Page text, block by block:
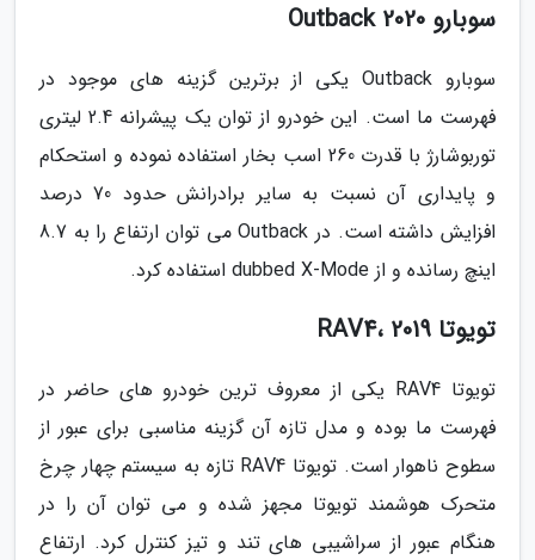
سوبارو Outback 2020
سوبارو Outback یکی از برترین گزینه های موجود در
فهرست ما است. این خودرو از توان یک پیشرانه 2.4 لیتری
توربوشارژ با قدرت 260 اسب بخار استفاده نموده و استحکام
و پایداری آن نسبت به سایر برادرانش حدود 70 درصد
افزایش داشته است. در Outback می توان ارتفاع را به 8.7
اینچ رسانده و از dubbed X-Mode استفاده کرد.
تویوتا RAV4، 2019
تویوتا RAV4 یکی از معروف ترین خودرو های حاضر در
فهرست ما بوده و مدل تازه آن گزینه مناسبی برای عبور از
سطوح ناهوار است. تویوتا RAV4 تازه به سیستم چهار چرخ
متحرک هوشمند تویوتا مجهز شده و می توان آن را در
هنگام عبور از سراشیبی های تند و تیز کنترل کرد. ارتفاع